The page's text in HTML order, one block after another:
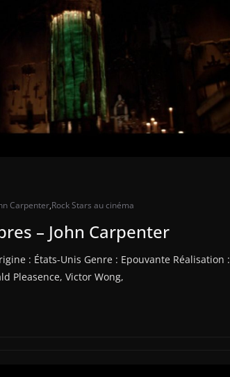
Carpenter,Rock Stars au cinéma
– John Carpenter
: États-Unis Genre : Epouvante Réalisation :
Pleasence, Victor Wong,